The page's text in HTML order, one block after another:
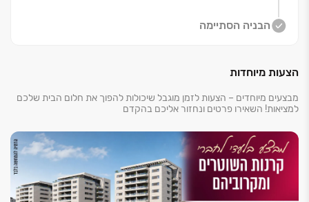
הבניה הסתיימה
הצעות מיוחדות
מבצעים מיוחדים – הצעות לזמן מוגבל שיכולות להפוך את חלום הבית שלכם
למציאות! השאירו פרטים ונחזור אליכם בהקדם